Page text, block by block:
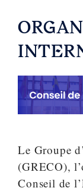
Le Groupe
(GRECO),
Conseil de